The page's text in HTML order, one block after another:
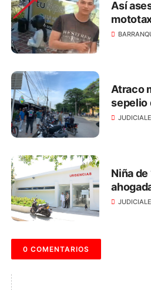
Así
Atraco
sepelio
Niña de
dulce,
0 COMENTARIOS